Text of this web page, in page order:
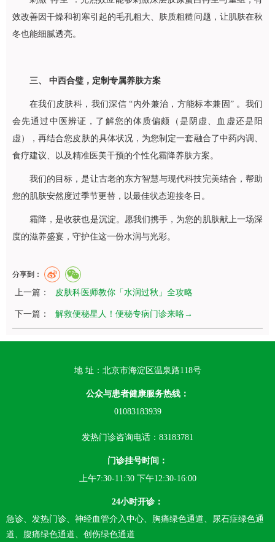
效改善因干燥和初寒引起的毛孔粗大、肤质粗糙问题，让肌肤在秋
冬也能细腻透亮。
三、 中西合璧，定制专属养肤方案
在我们皮肤科，我们深信 “内外兼治，方能标本兼固” 。我们
会先通过中医辨证，了解您的体质偏颇（是阴虚、血虚还是阳
虚），再结合您皮肤的具体状况，为您制定一套融合了中药内调、
食疗建议、以及精准医美干预的个性化霜降养肤方案。
我们的目标，是让古老的东方智慧与现代科技完美结合，帮助
您的肌肤安然度过季节更替，以最佳状态迎接冬日。
霜降，是收获也是沉淀。愿我们携手，为您的肌肤献上一场深
度的滋养盛宴，守护住这一份水润与光彩。
分享到：
上一篇： 皮肤科医师教你「水润过秋」全攻略
下一篇： 解救便秘星人！便秘专病门诊来咯→
地 址：北京市海淀区温泉路118号
公众与患者健康服务热线：
01083183939
发热门诊咨询电话：83183781
门诊挂号时间：
上午7:30-11:30 下午12:30-16:00
24小时开诊：
急诊、发热门诊、神经血管介入中心、胸痛绿色通道、尿石症绿色通
道、腹痛绿色通道、创伤绿色通道